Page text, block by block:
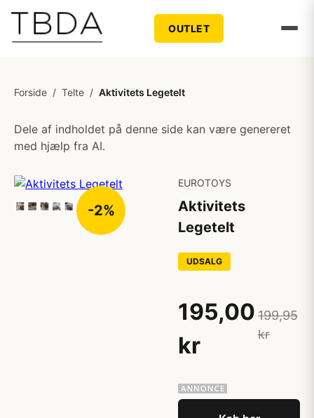
OUTLET
Forside / Telte / Aktivitets Legetelt
Dele af indholdet på denne side kan være genereret
med hjælp fra AI.
-2%
EUROTOYS
Aktivitets
Legetelt
UDSALG
195,00
kr
199,95
kr